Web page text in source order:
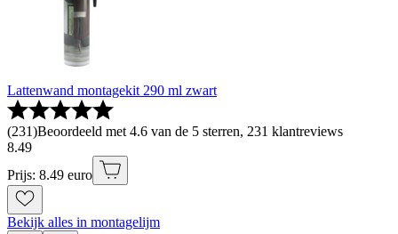
Lattenwand montagekit 290 ml zwart
(231)Beoordeeld met 4.6 van de 5 sterren, 231 klantreviews
8.49
Prijs: 8.49 euro
Bekijk alles in montagelijm